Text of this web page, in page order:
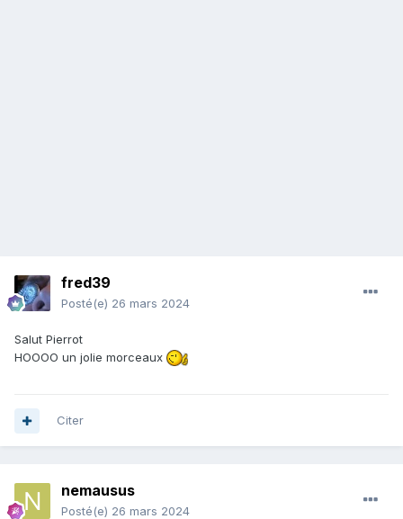
fred39
Posté(e) 26 mars 2024
Salut Pierrot
HOOOO un jolie morceaux
Citer
nemausus
Posté(e) 26 mars 2024